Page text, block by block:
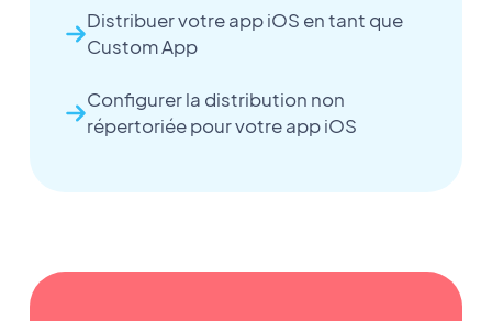
Distribuer votre app iOS en tant que
Custom App
Configurer la distribution non
répertoriée pour votre app iOS